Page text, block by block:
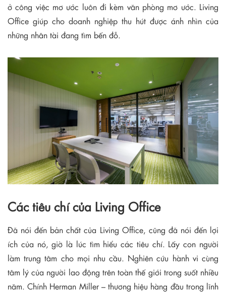
ở công việc mơ ước luôn đi kèm văn phòng mơ ước. Living
Office giúp cho doanh nghiệp thu hút được ánh nhìn của
những nhân tài đang tìm bến đỗ.
Các tiêu chí của Living Office
Đã nói đến bản chất của Living Office, cũng đã nói đến lợi
ích của nó, giờ là lúc tìm hiểu các tiêu chí. Lấy con người
làm trung tâm cho mọi nhu cầu. Nghiên cứu hành vi cùng
tâm lý của người lao động trên toàn thế giới trong suốt nhiều
năm. Chính Herman Miller – thương hiệu hàng đầu trong lĩnh